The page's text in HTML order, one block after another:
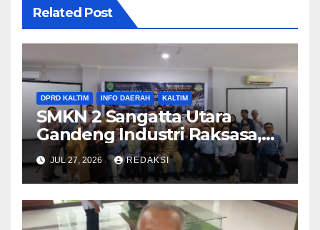
Related Post
DPRD KALTIM INFO DAERAH KALTIM
SMKN 2 Sangatta Utara
Gandeng Industri Raksasa,
Agus Aras Minta MoU Tak
Sekadar Seremonial
JUL 27, 2026 REDAKSI